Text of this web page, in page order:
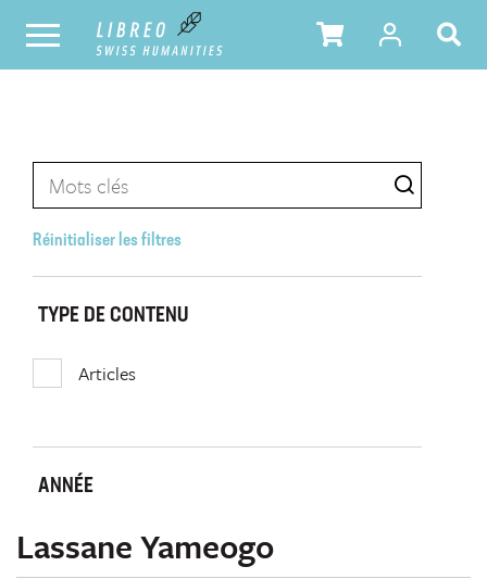
Réinitialiser les filtres
TYPE DE CONTENU
Articles
ANNÉE
Lassane Yameogo